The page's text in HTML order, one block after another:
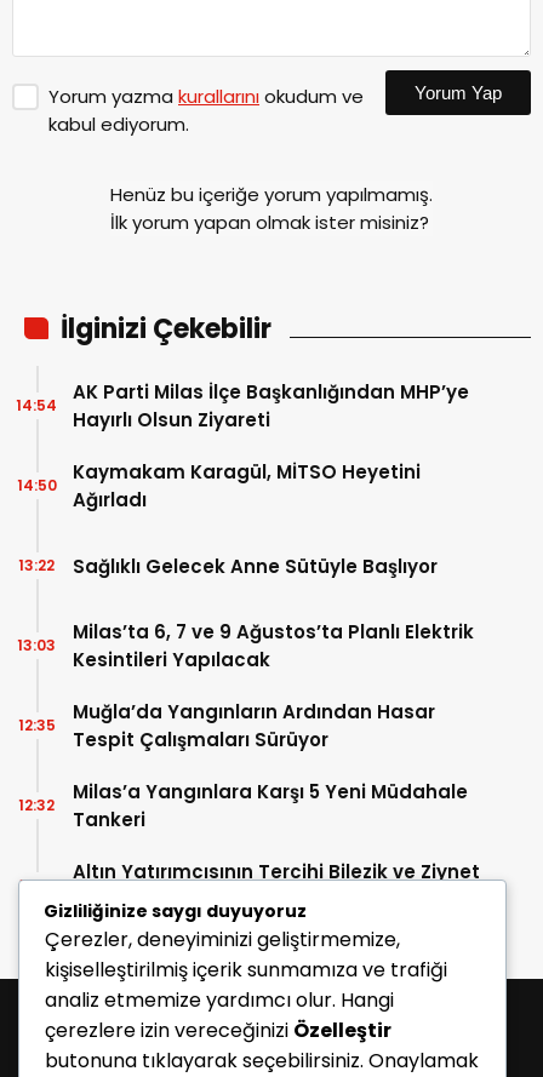
Yorum yazma kurallarınıokudum ve
kabul ediyorum.
Yorum Yap
Henüz bu içeriğe yorum yapılmamış.
İlk yorum yapan olmak ister misiniz?
İlginizi Çekebilir
AK Parti Milas İlçe Başkanlığından MHP’ye
Hayırlı Olsun Ziyareti
14:54
Kaymakam Karagül, MİTSO Heyetini
Ağırladı
14:50
Sağlıklı Gelecek Anne Sütüyle Başlıyor
13:22
Milas’ta 6, 7 ve 9 Ağustos’ta Planlı Elektrik
Kesintileri Yapılacak
13:03
Muğla’da Yangınların Ardından Hasar
Tespit Çalışmaları Sürüyor
12:35
Milas’a Yangınlara Karşı 5 Yeni Müdahale
Tankeri
12:32
Altın Yatırımcısının Tercihi Bilezik ve Ziynet
Grubu Oldu
11:09
Gizliliğinize saygı duyuyoruz
Çerezler, deneyiminizi geliştirmemize,
kişiselleştirilmiş içerik sunmamıza ve trafiği
analiz etmemize yardımcı olur. Hangi
çerezlere izin vereceğinizi Özelleştir
butonuna tıklayarak seçebilirsiniz. Onaylamak